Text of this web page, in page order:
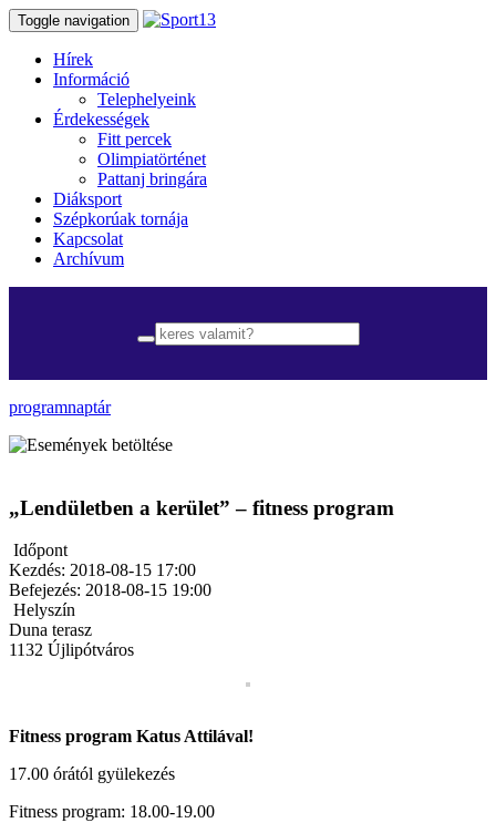
Toggle navigation
Hírek
Információ
Telephelyeink
Érdekességek
Fitt percek
Olimpiatörténet
Pattanj bringára
Diáksport
Szépkorúak tornája
Kapcsolat
Archívum
programnaptár
„Lendületben a kerület” – fitness program
Időpont
Kezdés: 2018-08-15 17:00
Befejezés: 2018-08-15 19:00
Helyszín
Duna terasz
1132 Újlipótváros
Fitness program Katus Attilával!
17.00 órától gyülekezés
Fitness program: 18.00-19.00